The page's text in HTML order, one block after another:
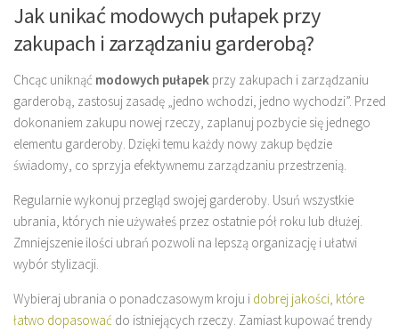
Jak unikać modowych pułapek przy
zakupach i zarządzaniu garderobą?
Chcąc uniknąć modowych pułapek przy zakupach i zarządzaniu
garderobą, zastosuj zasadę „jedno wchodzi, jedno wychodzi”. Przed
dokonaniem zakupu nowej rzeczy, zaplanuj pozbycie się jednego
elementu garderoby. Dzięki temu każdy nowy zakup będzie
świadomy, co sprzyja efektywnemu zarządzaniu przestrzenią.
Regularnie wykonuj przegląd swojej garderoby. Usuń wszystkie
ubrania, których nie używałeś przez ostatnie pół roku lub dłużej.
Zmniejszenie ilości ubrań pozwoli na lepszą organizację i ułatwi
wybór stylizacji.
Wybieraj ubrania o ponadczasowym kroju i dobrej jakości, które
łatwo dopasować do istniejących rzeczy. Zamiast kupować trendy